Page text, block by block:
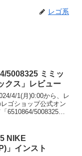
レゴ系
5008325 ミミッ
クス」レビュー
4/1(月)0:00から、レ
ゴショップ公式オン
6510864/5008325
NIKE
」インスト